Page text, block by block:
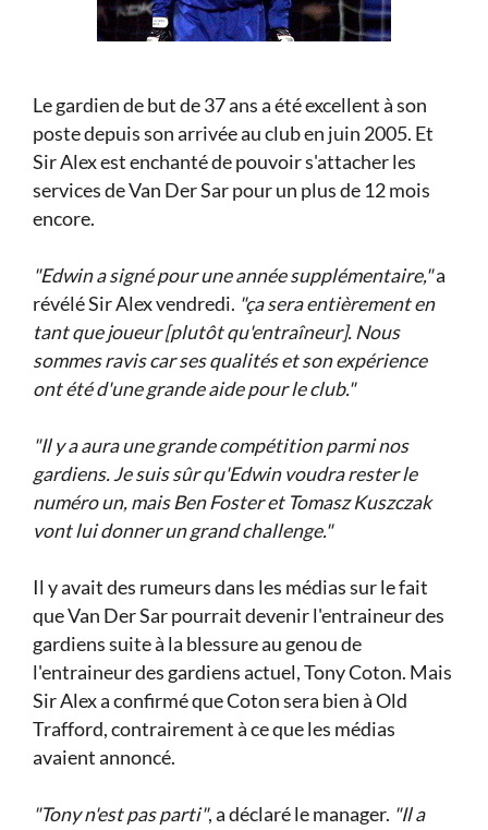
Le gardien de but de 37 ans a été excellent à son
poste depuis son arrivée au club en juin 2005. Et
Sir Alex est enchanté de pouvoir s'attacher les
services de Van Der Sar pour un plus de 12 mois
encore.
"Edwin a signé pour une année supplémentaire,"a
révélé Sir Alex vendredi. "ça sera entièrement en
tant que joueur [plutôt qu'entraîneur]. Nous
sommes ravis car ses qualités et son expérience
ont été d'une grande aide pour le club."
"Il y a aura une grande compétition parmi nos
gardiens. Je suis sûr qu'Edwin voudra rester le
numéro un, mais Ben Foster et Tomasz Kuszczak
vont lui donner un grand challenge."
Il y avait des rumeurs dans les médias sur le fait
que Van Der Sar pourrait devenir l'entraineur des
gardiens suite à la blessure au genou de
l'entraineur des gardiens actuel, Tony Coton. Mais
Sir Alex a confirmé que Coton sera bien à Old
Trafford, contrairement à ce que les médias
avaient annoncé.
"Tony n'est pas parti", a déclaré le manager. "Il a